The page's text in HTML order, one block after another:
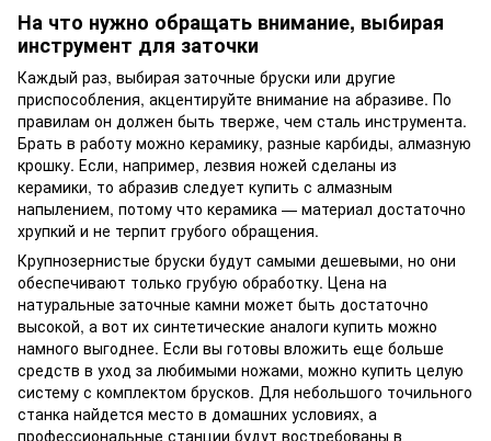
На что нужно обращать внимание, выбирая
инструмент для заточки
Каждый раз, выбирая заточные бруски или другие
приспособления, акцентируйте внимание на абразиве. По
правилам он должен быть тверже, чем сталь инструмента.
Брать в работу можно керамику, разные карбиды, алмазную
крошку. Если, например, лезвия ножей сделаны из
керамики, то абразив следует купить с алмазным
напылением, потому что керамика — материал достаточно
хрупкий и не терпит грубого обращения.
Крупнозернистые бруски будут самыми дешевыми, но они
обеспечивают только грубую обработку. Цена на
натуральные заточные камни может быть достаточно
высокой, а вот их синтетические аналоги купить можно
намного выгоднее. Если вы готовы вложить еще больше
средств в уход за любимыми ножами, можно купить целую
систему с комплектом брусков. Для небольшого точильного
станка найдется место в домашних условиях, а
профессиональные станции будут востребованы в